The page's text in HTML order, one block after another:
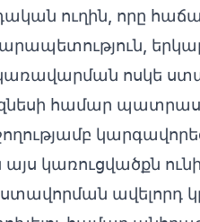
ուղին, որը
ոսկե
համար
կառուցվածքն
ավելորդ